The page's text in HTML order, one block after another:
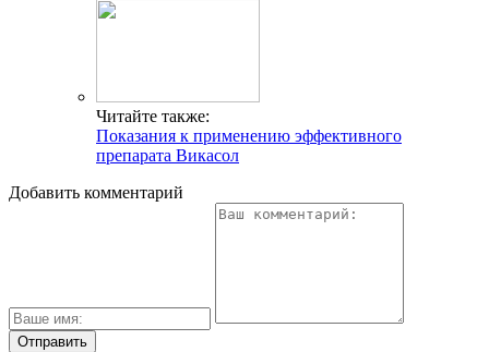
Читайте также:
Показания к применению эффективного
препарата Викасол
Добавить комментарий